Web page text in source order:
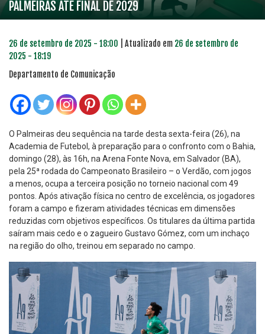
PALMEIRAS ATÉ FINAL DE 2029
26 de setembro de 2025 - 18:00 | Atualizado em 26 de setembro de
2025 - 18:19
Departamento de Comunicação
O Palmeiras deu sequência na tarde desta sexta-feira (26), na
Academia de Futebol, à preparação para o confronto com o Bahia,
domingo (28), às 16h, na Arena Fonte Nova, em Salvador (BA),
pela 25ª rodada do Campeonato Brasileiro – o Verdão, com jogos
a menos, ocupa a terceira posição no torneio nacional com 49
pontos. Após ativação física no centro de excelência, os jogadores
foram a campo e fizeram atividades técnicas em dimensões
reduzidas com objetivos específicos. Os titulares da última partida
saíram mais cedo e o zagueiro Gustavo Gómez, com um inchaço
na região do olho, treinou em separado no campo.